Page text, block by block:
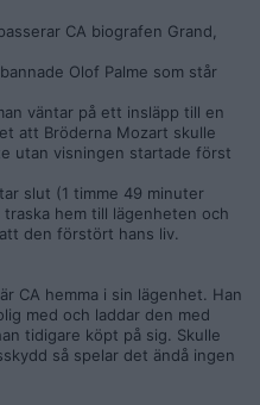
CA biografen Grand,
Olof Palme som står
väntar på ett insläpp till en
att Bröderna Mozart skulle
utan visningen startade först
slut (1 timme 49 minuter
hem till lägenheten och
den förstört hans liv.
CA hemma i sin lägenhet. Han
med och laddar den med
tidigare köpt på sig. Skulle
så spelar det ändå ingen